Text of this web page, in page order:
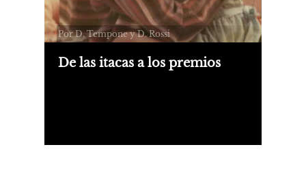
Por D. Tempone y D. Rossi
De las itacas a los premios
silencio.